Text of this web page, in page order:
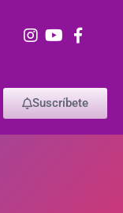
Suscríbete